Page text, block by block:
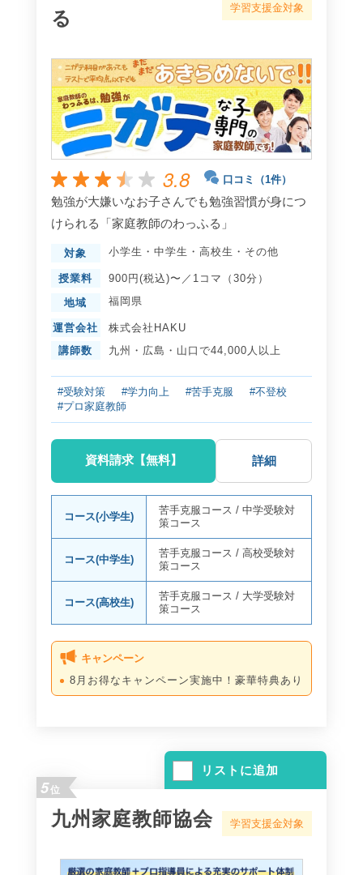
る
学習支援金対象
3.8 口コミ（1件）
勉強が大嫌いなお子さんでも勉強習慣が身につ
けられる「家庭教師のわっふる」
対象 小学生 ・ 中学生 ・ 高校生 ・ その他
授業料 900円(税込)〜／1コマ（30分）
地域 福岡県
運営会社
株式会社HAKU
講師数
九州・広島・山口で44,000人以上
#受験対策 #学力向上 #苦手克服
#不登校
#プロ家庭教師
資料請求【無料】 詳細
コース(小学生)
苦手克服コース /中学受験対
策コース
コース(中学生)
苦手克服コース /高校受験対
策コース
コース(高校生)
苦手克服コース /大学受験対
策コース
キャンペーン
8月お得なキャンペーン実施中！豪華特典あり
リストに追加
5位
九州家庭教師協会 学習支援金対象